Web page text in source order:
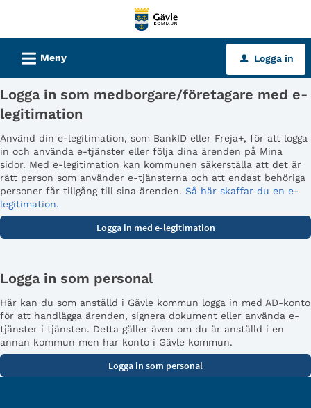
tjänster
Gävle
kommun
L Meny u Logga in
Logga in som medborgare/företagare med e-
legitimation
Använd din e-legitimation, som BankID eller Freja+, för att logga
in och använda e-tjänster eller följa dina ärenden på Mina
sidor. Med e-legitimation kan kommunen säkerställa att det är
rätt person som använder e-tjänsterna och att endast behöriga
personer får tillgång till sina ärenden. Så här skaffar du en e-
legitimation.
Logga in som personal
Här kan du som anställd i Gävle kommun logga in med AD-konto
för att handlägga ärenden, signera dokument eller använda e-
tjänster i tjänsten. Detta gäller även om du är anställd i en
annan kommun men har konto i Gävle kommun.